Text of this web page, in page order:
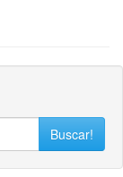
Buscar!